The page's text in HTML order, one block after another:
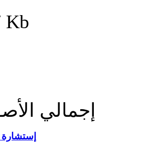
Kb
إجمالي
إستشارة عدد